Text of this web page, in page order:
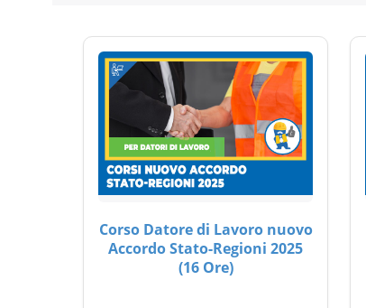
Corso Datore di Lavoro nuovo
Accordo Stato-Regioni 2025
(16 Ore)